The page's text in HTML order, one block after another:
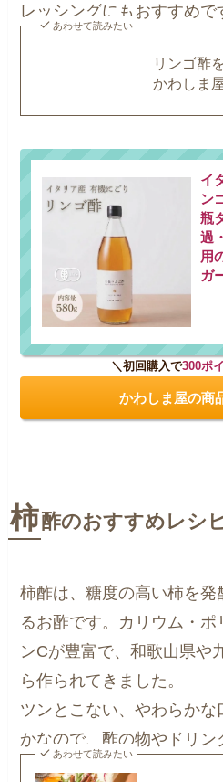
レッシングにもおすすめで
あわせて読みたい
リンゴ酢
かわしま
イ
ン
瓶
過
用
ガ
＼初回購入で300ポ
かわしま屋の商
柿酢のおすすめレシ
柿酢は、糖度の高い柿を
るお酢です。カリウム・ポ
ンCが豊富で、和歌山県や
ら作られてきました。
ツンとこない、やわらか
かなので、酢の物やドリン
あわせて読みたい